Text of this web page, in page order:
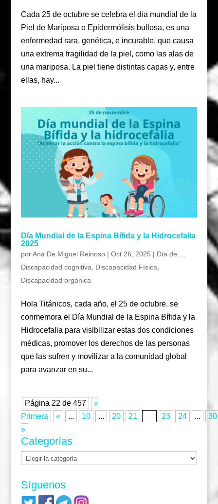
Cada 25 de octubre se celebra el día mundial de la
Piel de Mariposa o Epidermólisis bullosa, es una
enfermedad rara, genética, e incurable, que causa
una extrema fragilidad de la piel, como las alas de
una mariposa. La piel tiene distintas capas y, entre
ellas, hay...
Día Mundial de la Espina Bífida y la Hidrocefalia
2025
porAna De Miguel Reinoso| Oct 26, 2025 | Día de...
Discapacidad cognitiva
Discapacidad Física
Discapacidad orgánica
Hola Titánicos, cada año, el 25 de octubre, se
conmemora el Día Mundial de la Espina Bífida y la
Hidrocefalia para visibilizar estas dos condiciones
médicas, promover los derechos de las personas
que las sufren y movilizar a la comunidad global
para avanzar en su...
Página 22 de 457
«
Primera
« ... 10 ... 20 21 23 24 ...
30
»
Categorías
Categorías
Síguenos